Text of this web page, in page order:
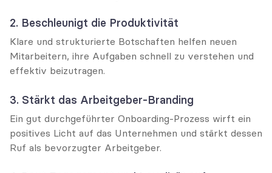
2. Beschleunigt die Produktivität
Klare und strukturierte Botschaften helfen neuen
Mitarbeitern, ihre Aufgaben schnell zu verstehen und
effektiv beizutragen.
3. Stärkt das Arbeitgeber-Branding
Ein gut durchgeführter Onboarding-Prozess wirft ein
positives Licht auf das Unternehmen und stärkt dessen
Ruf als bevorzugter Arbeitgeber.